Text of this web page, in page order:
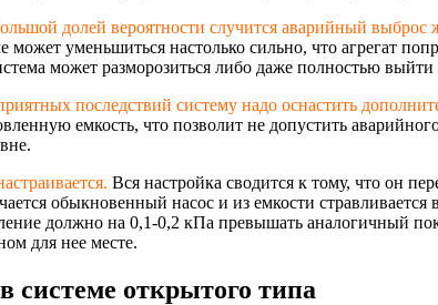
долей вероятности случится аварийный
может уменьшиться настолько сильно, что агрегат
может разморозиться либо даже полностью выйти
последствий систему надо оснастить
емкость, что позволит не допустить
Вся настройка сводится к тому, что он
обыкновенный насос и из емкости стравливается
должно на 0,1-0,2 кПа превышать аналогичный
для нее месте.
открытого типа